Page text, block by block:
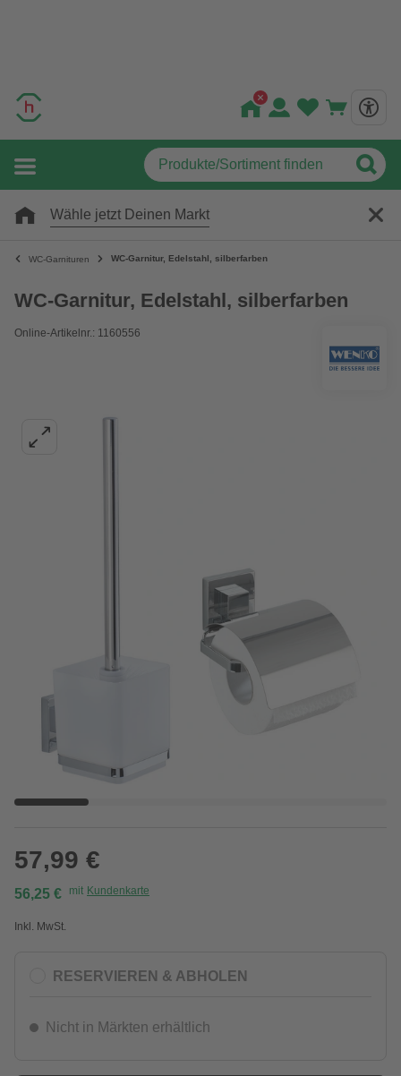
Wähle jetzt Deinen Markt
WC-Garnituren WC-Garnitur, Edelstahl, silberfarben
WC-Garnitur, Edelstahl, silberfarben
Online-Artikelnr.: 1160556
57,99 €
56,25 € mit Kundenkarte
Inkl. MwSt.
RESERVIEREN & ABHOLEN
Nicht in Märkten erhältlich